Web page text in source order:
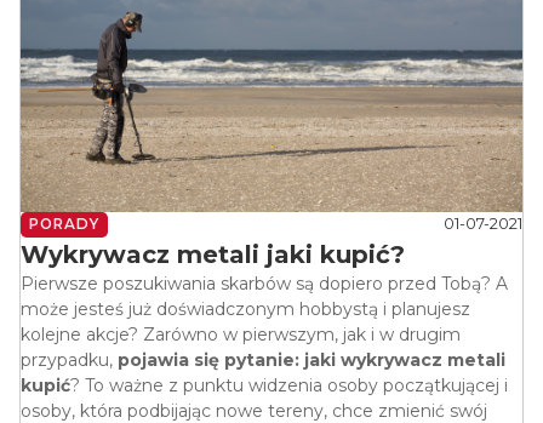
PORADY 01-07-2021
Wykrywacz metali jaki kupić?
Pierwsze poszukiwania skarbów są dopiero przed Tobą? A
może jesteś już doświadczonym hobbystą i planujesz
kolejne akcje? Zarówno w pierwszym, jak i w drugim
przypadku, pojawia się pytanie: jaki wykrywacz metali
kupić? To ważne z punktu widzenia osoby początkującej i
osoby, która podbijając nowe tereny, chce zmienić swój